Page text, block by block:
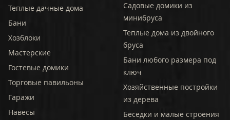
Теплые дачные дома
Бани
Хозблоки
Мастерские
Гостевые домики
Торговые павильоны
Гаражи
Навесы
Садовые домики из
минибруса
Теплые дома из двойного
бруса
Бани любого размера под
ключ
Хозяйственные постройки
из дерева
Беседки и малые строения